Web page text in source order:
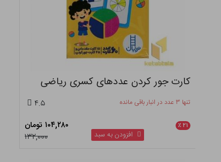
کارت جور کردن عددهای کسری ریاضی
تنها ۳ عدد در انبار باقی مانده ۴.۵
۲۱ ٪
۱۰۴,۲۸۰ تومان
۱۳۲,۰۰۰
افزودن به سبد